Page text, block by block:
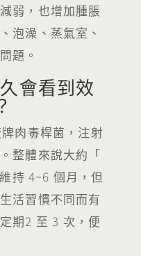
弱，也增加腫脹
泡澡、蒸氣室、
題。
會看到效
肉毒桿菌，注射
整體來說大約「
持 4~6 個月，但
活習慣不同而有
期2 至 3 次，便